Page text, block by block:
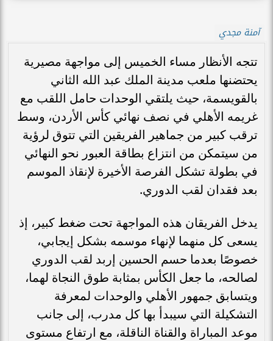
آمنة مجدي
تتجه الأنظار مساء الخميس إلى مواجهة مصيرية
يحتضنها ملعب مدينة الملك عبد الله الثاني
بالقويسمة، حيث يلتقي الوحدات حامل اللقب مع
غريمه الأهلي في نصف نهائي كأس الأردن، وسط
ترقب كبير من جماهير الفريقين التي تتوق لرؤية
من سيتمكن من انتزاع بطاقة العبور نحو النهائي
في بطولة تشكل الفرصة الأخيرة لإنقاذ الموسم
بعد فقدان لقب الدوري.
يدخل الفريقان هذه المواجهة تحت ضغط كبير، إذ
يسعى كل منهما لإنهاء موسمه بشكل إيجابي،
خصوصًا بعدما حسم الحسين إربد لقب الدوري
لصالحه، ما جعل الكأس بمثابة طوق النجاة لهما،
ويتسابق جمهور الأهلي والوحدات لمعرفة
التشكيلة التي سيبدأ بها كل مدرب، إلى جانب
موعد المباراة والقناة الناقلة، مع ارتفاع مستوى